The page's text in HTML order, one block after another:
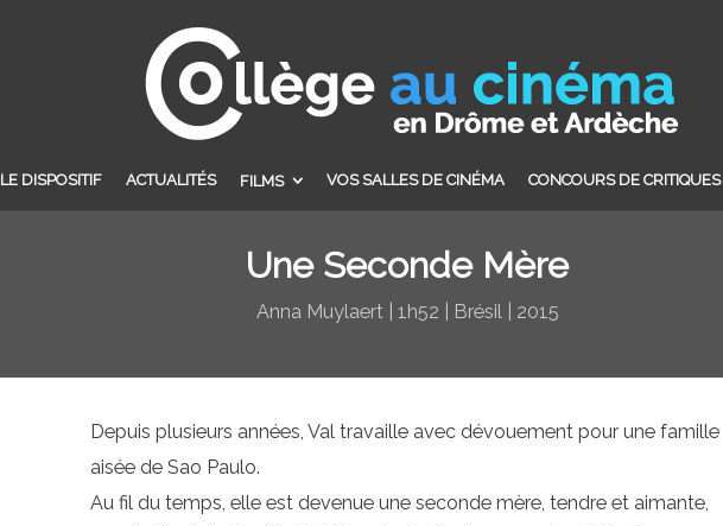
LE DISPOSITIF ACTUALITÉS FILMS VOS SALLES DE CINÉMA CONCOURS DE CRITIQUES
Une Seconde Mère
Anna Muylaert | 1h52 | Brésil | 2015
Depuis plusieurs années, Val travaille avec dévouement pour une famille
aisée de Sao Paulo.
Au fil du temps, elle est devenue une seconde mère, tendre et aimante,